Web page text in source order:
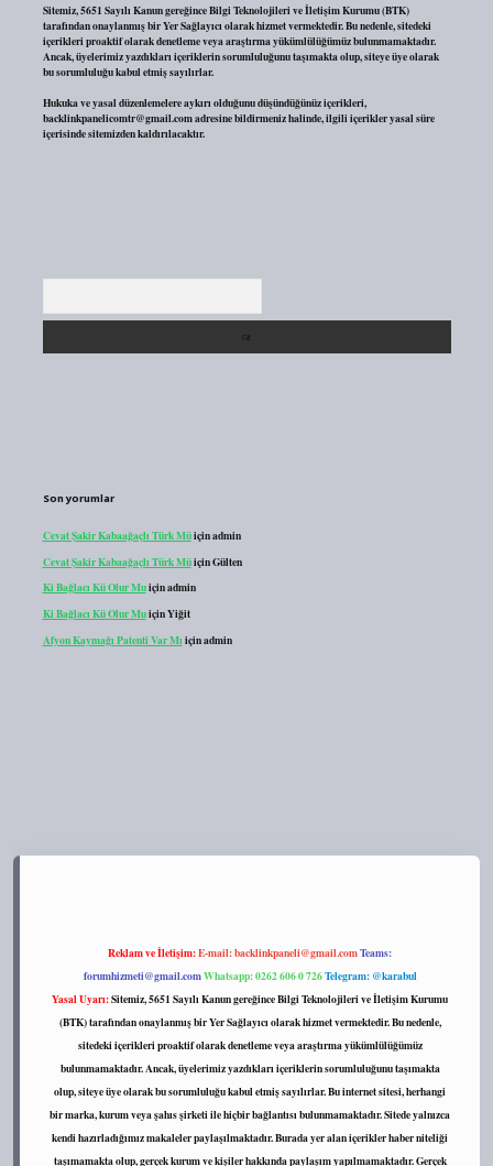
Sitemiz, 5651 Sayılı Kanun gereğince Bilgi Teknolojileri ve İletişim Kurumu (BTK)
tarafından onaylanmış bir Yer Sağlayıcı olarak hizmet vermektedir. Bu nedenle, sitedeki
içerikleri proaktif olarak denetleme veya araştırma yükümlülüğümüz bulunmamaktadır.
Ancak, üyelerimiz yazdıkları içeriklerin sorumluluğunu taşımakta olup, siteye üye olarak
bu sorumluluğu kabul etmiş sayılırlar.
Hukuka ve yasal düzenlemelere aykırı olduğunu düşündüğünüz içerikleri,
backlinkpanelicomtr@gmail.comadresine bildirmeniz halinde, ilgili içerikler yasal süre
içerisinde sitemizden kaldırılacaktır.
Son yorumlar
Cevat Şakir Kabaağaçlı Türk Müiçinadmin
Cevat Şakir Kabaağaçlı Türk MüiçinGülten
Ki Bağlacı Kü Olur Muiçinadmin
Ki Bağlacı Kü Olur MuiçinYiğit
Afyon Kaymağı Patenti Var Mı içinadmin
Reklam ve İletişim:E-mail:backlinkpaneli@gmail.comTeams:
forumhizmeti@gmail.comWhatsapp: 0262 606 0 726Telegram: @karabul
Yasal Uyarı:Sitemiz, 5651 Sayılı Kanun gereğince Bilgi Teknolojileri ve İletişim Kurumu
(BTK) tarafından onaylanmış bir Yer Sağlayıcı olarak hizmet vermektedir. Bu nedenle,
sitedeki içerikleri proaktif olarak denetleme veya araştırma yükümlülüğümüz
bulunmamaktadır. Ancak, üyelerimiz yazdıkları içeriklerin sorumluluğunu taşımakta
olup, siteye üye olarak bu sorumluluğu kabul etmiş sayılırlar. Bu internet sitesi, herhangi
bir marka, kurum veya şahıs şirketi ile hiçbir bağlantısı bulunmamaktadır. Sitede yalnızca
kendi hazırladığımız makaleler paylaşılmaktadır. Burada yer alan içerikler haber niteliği
taşımamakta olup, gerçek kurum ve kişiler hakkında paylaşım yapılmamaktadır. Gerçek